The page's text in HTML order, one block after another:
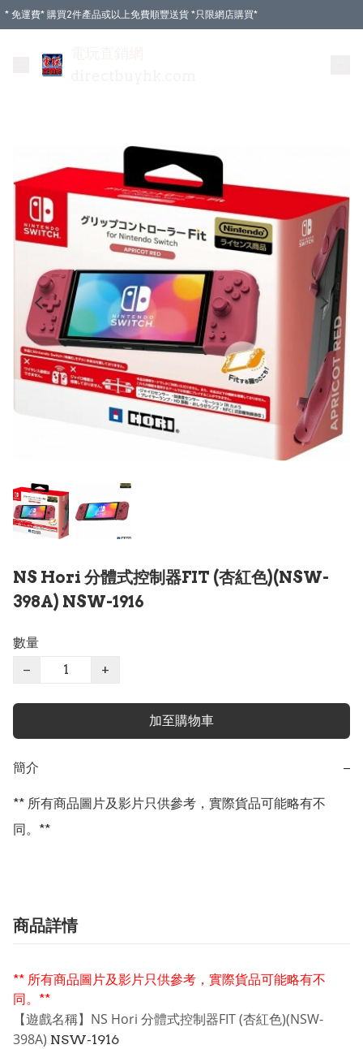
* 免運費* 購買2件產品或以上免費順豐送貨 *只限網店購買*
NS Hori 分體式控制器FIT (杏紅色)(NSW-
398A) NSW-1916
數量
−
+
加至購物車
簡介 −
** 所有商品圖片及影片只供參考，實際貨品可能略有不
同。**
商品詳情
** 所有商品圖片及影片只供參考，實際貨品可能略有不
同。**
【遊戲名稱】 NS Hori 分體式控制器FIT (杏紅色)(NSW-
398A) NSW-1916